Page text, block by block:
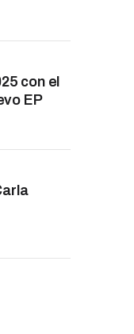
con el
EP